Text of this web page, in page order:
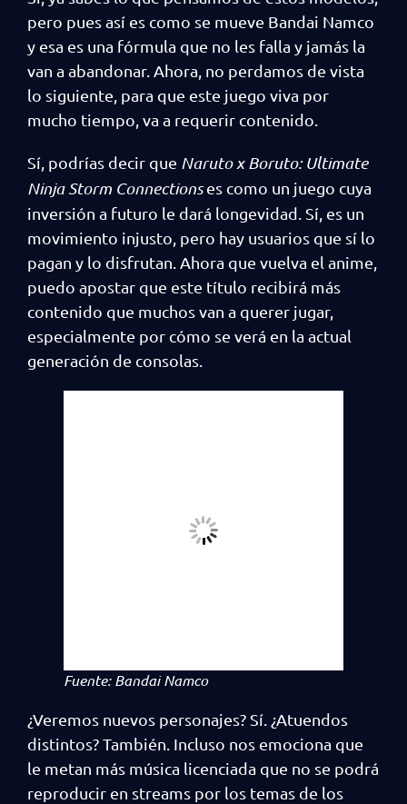
pero pues así es como se mueve Bandai Namco
y esa es una fórmula que no les falla y jamás la
van a abandonar. Ahora, no perdamos de vista
lo siguiente, para que este juego viva por
mucho tiempo, va a requerir contenido.
Sí, podrías decir que Naruto x Boruto: Ultimate
Ninja Storm Connectionses como un juego cuya
inversión a futuro le dará longevidad. Sí, es un
movimiento injusto, pero hay usuarios que sí lo
pagan y lo disfrutan. Ahora que vuelva el anime,
puedo apostar que este título recibirá más
contenido que muchos van a querer jugar,
especialmente por cómo se verá en la actual
generación de consolas.
Fuente: Bandai Namco
¿Veremos nuevos personajes? Sí. ¿Atuendos
distintos? También. Incluso nos emociona que
le metan más música licenciada que no se podrá
reproducir en streams por los temas de los